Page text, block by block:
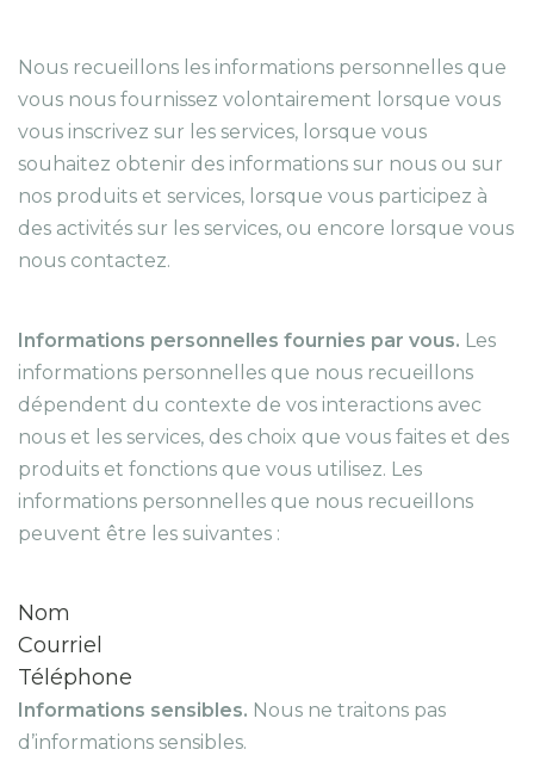
Nous recueillons les informations personnelles que
vous nous fournissez volontairement lorsque vous
vous inscrivez sur les services, lorsque vous
souhaitez obtenir des informations sur nous ou sur
nos produits et services, lorsque vous participez à
des activités sur les services, ou encore lorsque vous
nous contactez.
Informations personnelles fournies par vous. Les
informations personnelles que nous recueillons
dépendent du contexte de vos interactions avec
nous et les services, des choix que vous faites et des
produits et fonctions que vous utilisez. Les
informations personnelles que nous recueillons
peuvent être les suivantes :
Nom
Courriel
Téléphone
Informations sensibles. Nous ne traitons pas
d’informations sensibles.